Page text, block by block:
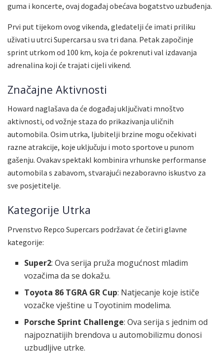
guma i koncerte, ovaj događaj obećava bogatstvo uzbuđenja.
Prvi put tijekom ovog vikenda, gledatelji će imati priliku
uživati u utrci Supercarsa u sva tri dana. Petak započinje
sprint utrkom od 100 km, koja će pokrenuti val izdavanja
adrenalina koji će trajati cijeli vikend.
Značajne Aktivnosti
Howard naglašava da će događaj uključivati mnoštvo
aktivnosti, od vožnje staza do prikazivanja uličnih
automobila. Osim utrka, ljubitelji brzine mogu očekivati
razne atrakcije, koje uključuju i moto sportove u punom
gašenju. Ovakav spektakl kombinira vrhunske performanse
automobila s zabavom, stvarajući nezaboravno iskustvo za
sve posjetitelje.
Kategorije Utrka
Prvenstvo Repco Supercars podržavat će četiri glavne
kategorije:
Super2: Ova serija pruža mogućnost mladim
vozačima da se dokažu.
Toyota 86 TGRA GR Cup: Natjecanje koje ističe
vozačke vještine u Toyotinim modelima.
Porsche Sprint Challenge: Ova serija s jednim od
najpoznatijih brendova u automobilizmu donosi
uzbudljive utrke.